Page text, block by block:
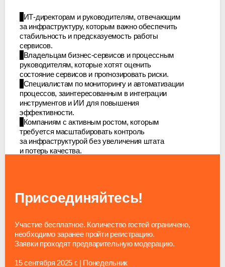
ИТ-директорам и руководителям, отвечающим
за инфраструктуру, которым важно обеспечить
стабильность и предсказуемость работы
сервисов.
Владельцамбизнес-сервисови процессным
руководителям, которые хотят оценить
состояние сервисов и прогнозировать риски.
Специалистам по мониторингу и автоматизации
процессов, заинтересованным в интеграции
инструментов и ИИ для повышения
эффективности.
Компаниям с активным ростом, которым
требуется масштабировать контроль
за инфраструктурой без увеличения штата
и потерь качества.
Присоединяйтесь!
Участие бесплатное. Количество гостей ограничено,
необходимо заранее пройти регистрацию.
Заявки проходят предварительную модерацию.
15 сентября 2025 г. | Понедельник